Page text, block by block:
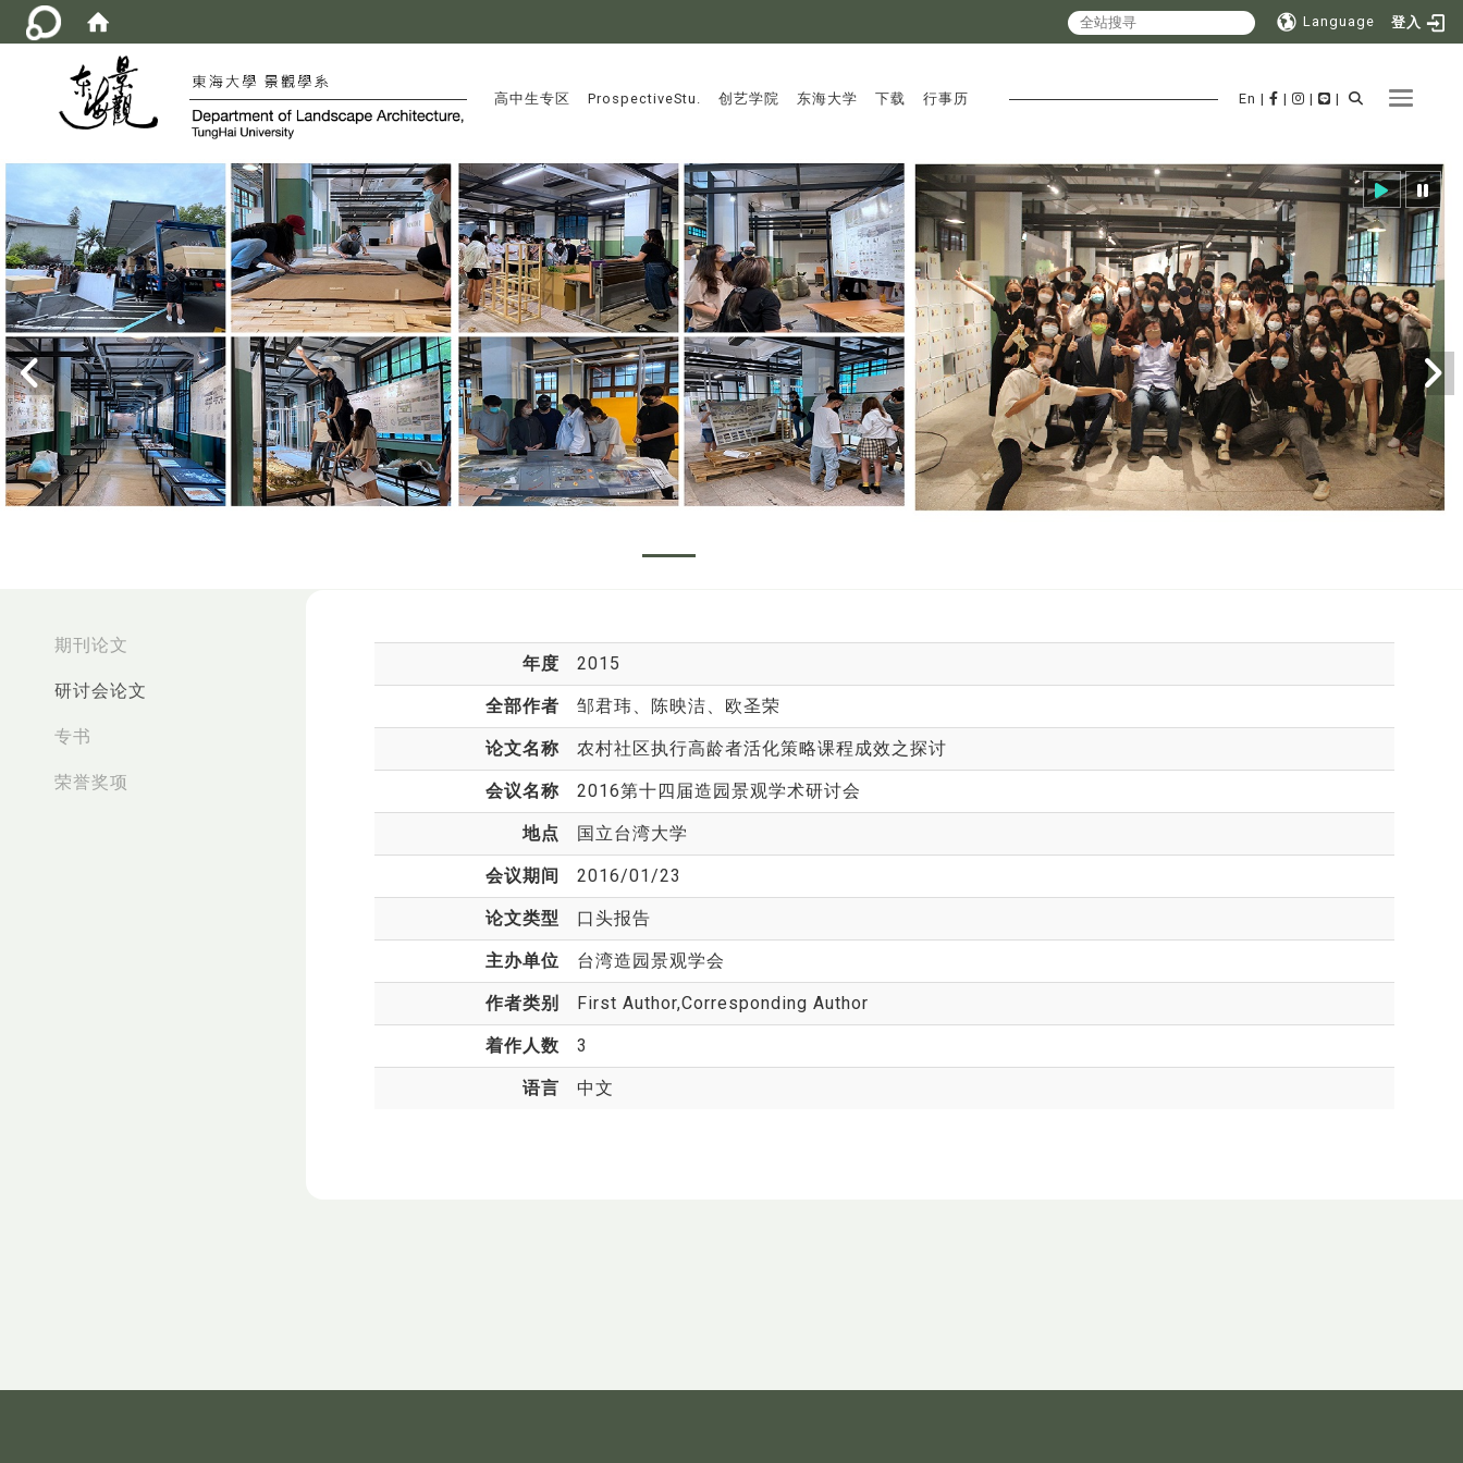
Language 登入
Toggle
:::
高中生专区 ProspectiveStu. 创艺学院 东海大学 下载 行事历 En | | | |
期刊论文
研讨会论文
专书
荣誉奖项
年度 2015
全部作者 邹君玮 、陈映洁、欧圣荣
论文名称 农村社区执行高龄者活化策略课程成效之探讨
会议名称 2016第十四届造园景观学术研讨会
地点 国立台湾大学
会议期间 2016/01/23
论文类型 口头报告
主办单位 台湾造园景观学会
作者类别 First Author,Corresponding Author
着作人数 3
语言 中文